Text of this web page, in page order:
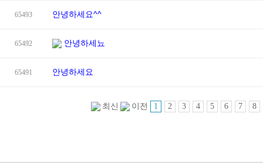
65493 안녕하세요^^
65492 안녕하세뇨
65491 안녕하세요
최신 이전 1 2 3 4 5 6 7 8